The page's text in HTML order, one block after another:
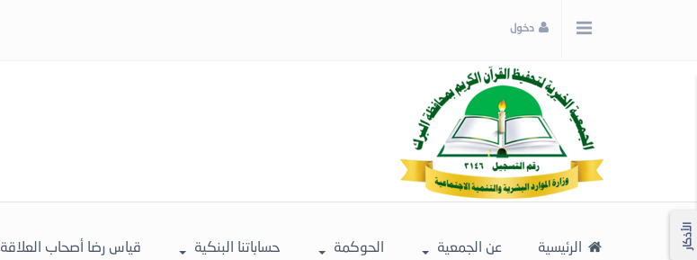
دخول
الرئيسية عن الجمعية الحوكمة حساباتنا البنكية قياس رضا أصحاب العلاقة الأذكار